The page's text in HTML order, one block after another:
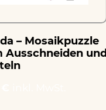
– Mosaikpuzzle
Ausschneiden und